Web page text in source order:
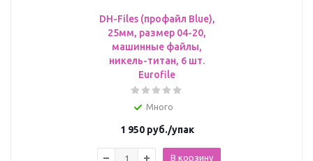
DH-Files (профайл Blue),
25мм, размер 04-20,
машинные файлы,
никель-титан, 6 шт.
Eurofile
Много
1 950руб./упак
В корзину